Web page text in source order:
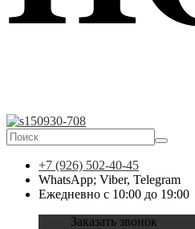
+7 (926) 502-40-45
WhatsApp; Viber, Telegram
Ежедневно с 10:00 до 19:00
Заказать звонок